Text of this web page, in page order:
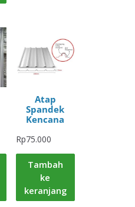
Atap
Spandek
Kencana
Rp75.000
Tambah
ke
keranjang